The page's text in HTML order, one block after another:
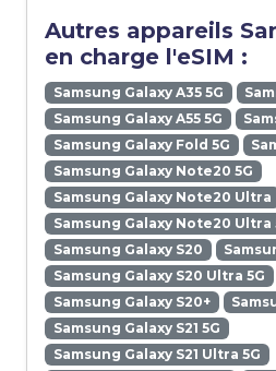
Autres appareils
en charge l'eSIM :
Samsung Galaxy A35 5G
Samsung Galaxy A55 5G
Samsung Galaxy Fold 5G
Samsung Galaxy Note20 5G
Samsung Galaxy Note20 Ultra
Samsung Galaxy Note20 Ultra
Samsung Galaxy S20
Samsung Galaxy S20 Ultra 5G
Samsung Galaxy S20+
Samsung Galaxy S21 5G
Samsung Galaxy S21 Ultra 5G